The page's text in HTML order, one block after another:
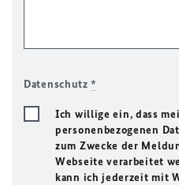
Datenschutz*
Ich willige ein, dass
personenbezogenen
zum Zwecke der
Webseite verarbeitet
kann ich jederzeit mit